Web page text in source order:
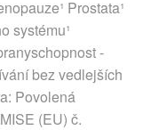
Prostata¹
systému¹
-
bez vedlejších
Povolená
(EU) č.